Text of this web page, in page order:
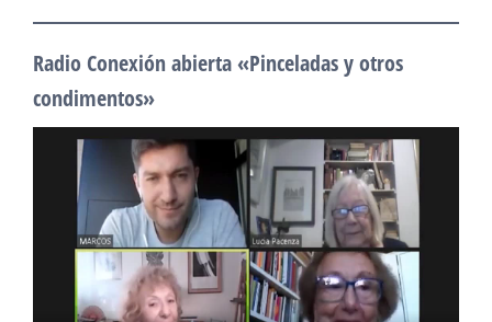
Radio Conexión abierta «Pinceladas y otros
condimentos»